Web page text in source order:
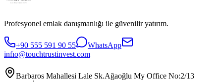
Profesyonel emlak danışmanlığı ile güvenilir yatırım.
+90 555 591 90 55
WhatsApp
infıo@touchtrustinvest.com
Barbaros Mahallesi Lale Sk.Ağaoğlu My Office No:2/13